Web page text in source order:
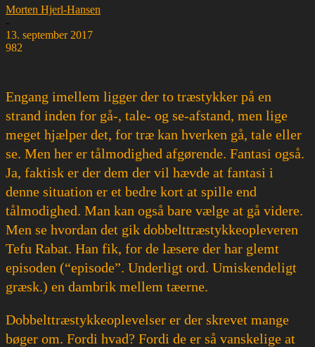
Morten Hjerl-Hansen
-
13. september 2017
982
Engang imellem ligger der to træstykker på en
strand inden for gå-, tale- og se-afstand, men lige
meget hjælper det, for træ kan hverken gå, tale eller
se. Men her er tålmodighed afgørende. Fantasi også.
Ja, faktisk er der dem der vil hævde at fantasi i
denne situation er et bedre kort at spille end
tålmodighed. Man kan også bare vælge at gå videre.
Men se hvordan det gik dobbelttræstykkeopleveren
Tefu Rabat. Han fik, for de læsere der har glemt
episoden (“episode”. Underligt ord. Umiskendeligt
græsk.) en dambrik mellem tæerne.
Dobbelttræstykkeoplevelser er der skrevet mange
bøger om. Fordi hvad? Fordi de er så vanskelige at